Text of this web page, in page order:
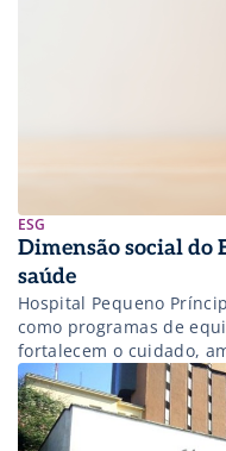
ESG
Dimensão social do
saúde
Hospital Pequeno
como programas de
fortalecem o cuidado,
sustentabilidade no